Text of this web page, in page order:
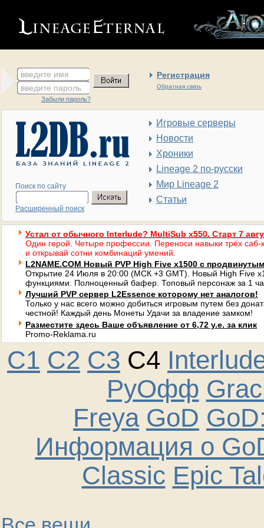
введите имя Регистрация
Обратная связь
введите пароль
Забыли пароль?
Поиск по сайту
Расширенный поиск
Игровые серверы
Новости
Хроники
Lineage 2 по-русски
Мир Lineage 2
Статьи
Устал от обычного Interlude? MultiSub x550. Старт 7
Один герой. Четыре профессии. Переноси навыки трёх саб-
и открывай сотни комбинаций умений.
L2NAME.COM Новый PVP High Five x1500 с
Открытие 24 Июля в 20:00 (МСК +3 GMT). Новый High Five
функциями. Полноценный бафер. Топовый персонаж за 1
Лучший PVP сервер L2Essence которому нет аналогов!
Только у нас всего можно добиться игровым путем без
честной! Каждый день Монеты Удачи за владение замком!
Разместите здесь Ваше объявление от 6,72 у.е. за клик
Promo-Reklama.ru
C1 C2 C3 C4
РуОфф
Freya GoD
Информация о
Classic Epic